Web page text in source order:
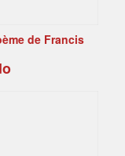
de Francis